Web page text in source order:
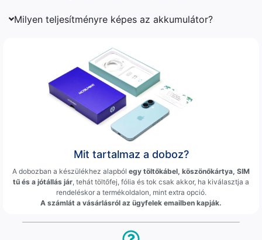
Milyen teljesítményre képes az akkumulátor?
Mit tartalmaz a doboz?
A dobozban a készülékhez alapból egy töltőkábel, köszönőkártya, SIM
tű és a jótállás jár, tehát töltőfej, fólia és tok csak akkor, ha kiválasztja a
rendeléskor a termékoldalon, mint extra opció.
A számlát a vásárlásról az ügyfelek emailben kapják.